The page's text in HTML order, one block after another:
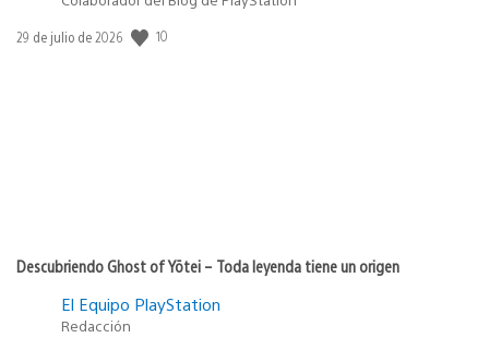
Fecha
29 de julio de 2026 10
Descubriendo Ghost of Yōtei – Toda leyenda tiene un origen
El Equipo PlayStation
Redacción